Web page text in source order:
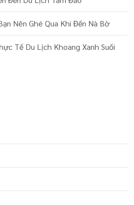
Nên Ghé Qua Khi Đến Nà Bờ
Tế Du Lịch Khoang Xanh Suối